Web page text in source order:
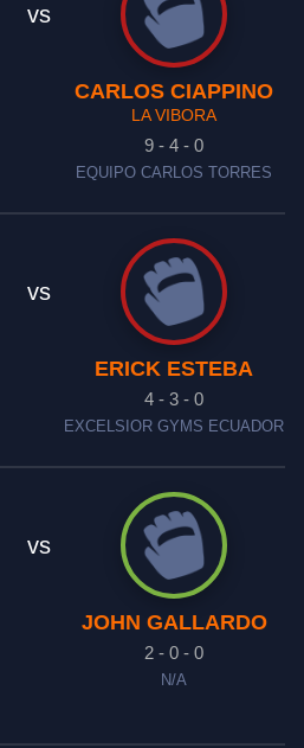
vs
CARLOS CIAPPINO
LA VIBORA
9 - 4 - 0
EQUIPO CARLOS TORRES
vs
ERICK ESTEBA
4 - 3 - 0
EXCELSIOR GYMS ECUADOR
vs
JOHN GALLARDO
2 - 0 - 0
N/A